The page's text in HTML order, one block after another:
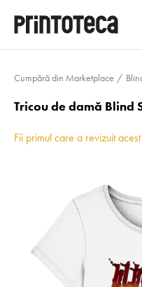
Cumpără din Marketplace
Tricou de damă Blind
Fii primul care a revizuit